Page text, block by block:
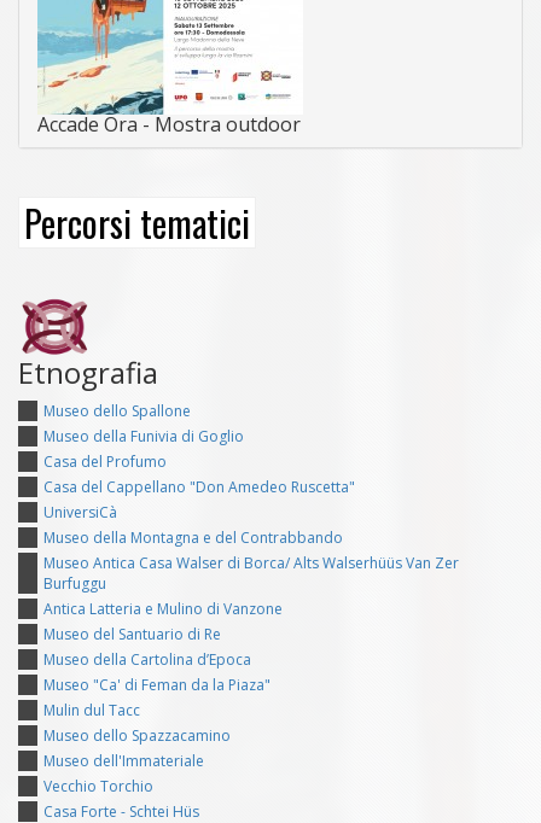
Accade Ora - Mostra outdoor
Percorsi tematici
Etnografia
Museo dello Spallone
Museo della Funivia di Goglio
Casa del Profumo
Casa del Cappellano "Don Amedeo Ruscetta"
UniversiCà
Museo della Montagna e del Contrabbando
Museo Antica Casa Walser di Borca/ Alts Walserhüüs Van Zer
Burfuggu
Antica Latteria e Mulino di Vanzone
Museo del Santuario di Re
Museo della Cartolina d’Epoca
Museo "Ca' di Feman da la Piaza"
Mulin dul Tacc
Museo dello Spazzacamino
Museo dell'Immateriale
Vecchio Torchio
Casa Forte - Schtei Hüs